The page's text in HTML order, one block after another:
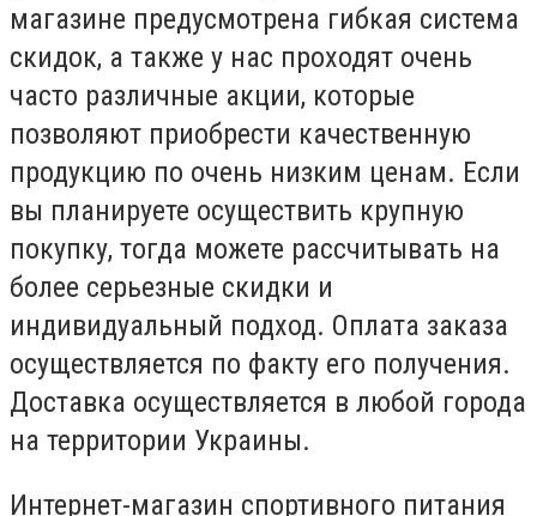
магазине предусмотрена гибкая система
скидок, а также у нас проходят очень
часто различные акции, которые
позволяют приобрести качественную
продукцию по очень низким ценам. Если
вы планируете осуществить крупную
покупку, тогда можете рассчитывать на
более серьезные скидки и
индивидуальный подход. Оплата заказа
осуществляется по факту его получения.
Доставка осуществляется в любой города
на территории Украины.
Интернет-магазин спортивного питания